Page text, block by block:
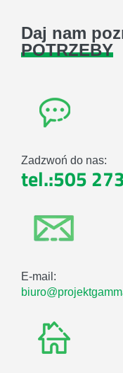
Daj nam
POTRZEBY
Zadzwoń do nas:
tel.:505
E-mail: